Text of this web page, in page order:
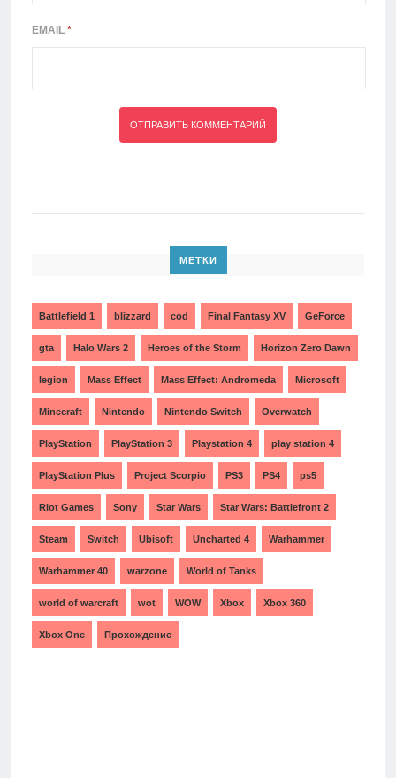
EMAIL *
МЕТКИ
Battlefield 1 blizzard cod Final Fantasy XV GeForce
gta Halo Wars 2 Heroes of the Storm Horizon Zero Dawn
legion Mass Effect Mass Effect: Andromeda Microsoft
Minecraft Nintendo Nintendo Switch Overwatch
PlayStation PlayStation 3 Playstation 4 play station 4
PlayStation Plus Project Scorpio PS3 PS4 ps5
Riot Games Sony Star Wars Star Wars: Battlefront 2
Steam Switch Ubisoft Uncharted 4 Warhammer
Warhammer 40 warzone World of Tanks
world of warcraft wot WOW Xbox Xbox 360
Xbox One Прохождение